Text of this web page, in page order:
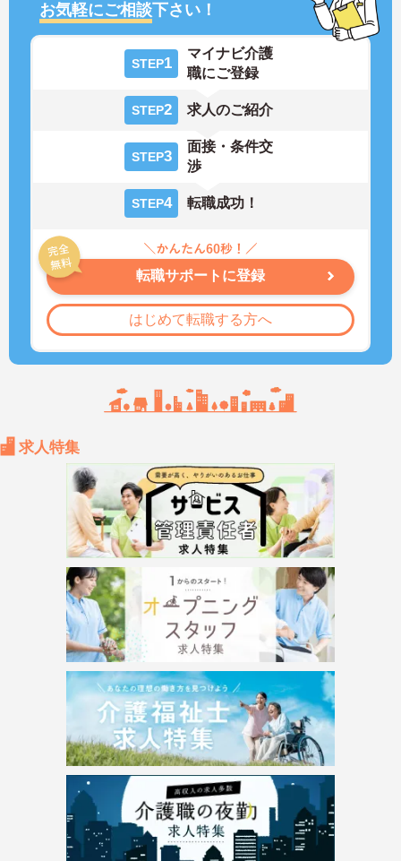
お気軽にご相談下さい！
STEP1
マイナビ介護
職にご登録
STEP2 求人のご紹介
STEP3
面接・条件交
渉
STEP4 転職成功！
転職サポートに登録
はじめて転職する方へ
求人特集